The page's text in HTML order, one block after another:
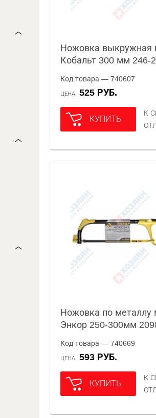
Ножовка выкружная
Кобальт 300 мм 246-
Код товара — 740607
ЦЕНА 525 РУБ.
КУПИТЬ
К
Ножовка по металлу
Энкор 250-300мм
Код товара — 740669
ЦЕНА 593 РУБ.
КУПИТЬ
К